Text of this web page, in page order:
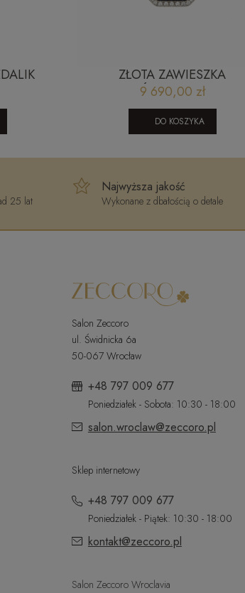
ZŁOTA ZAWIESZKA
WIKTORIAŃSKA Z
SZAFIREM RP18900SAPY
9 690,00 zł
DO KOSZYKA
25 lat
Najwyższa jakość
Wykonane z dbałością o detale
Salon Zeccoro
ul. Świdnicka 6a
50-067 Wrocław
+48 797 009 677
Poniedziałek - Sobota: 10:30 - 18:00
salon.wroclaw@zeccoro.pl
Sklep internetowy
+48 797 009 677
Poniedziałek - Piątek: 10:30 - 18:00
kontakt@zeccoro.pl
Salon Zeccoro Wroclavia